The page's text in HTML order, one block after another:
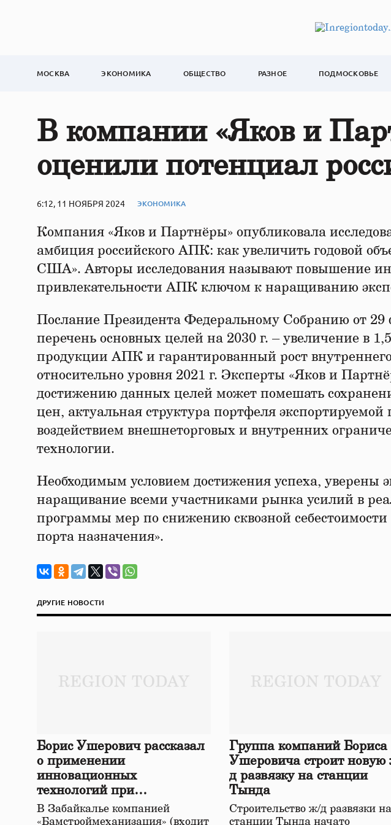
МОСКВА ЭКОНОМИКА ОБЩЕСТВО РАЗНОЕ ПОДМОСКОВЬЕ
В компании «Яков и
оценили потенциал
6:12, 11 НОЯБРЯ 2024 ЭКОНОМИКА
Компания «Яков и Партнёры» опубликовала
амбиция российского АПК: как увеличить годовой
США». Авторы исследования называют повышение
привлекательности АПК ключом к наращиванию
Послание Президента Федеральному Собранию от 29
перечень основных целей на 2030 г. – увеличение в
продукции АПК и гарантированный рост внутреннего
относительно уровня 2021 г. Эксперты «Яков и
достижению данных целей может помешать
цен, актуальная структура портфеля
воздействием внешнеторговых и внутренних
технологии.
Необходимым условием достижения успеха, уверены
наращивание всеми участниками рынка усилий в
программы мер по снижению сквозной
порта назначения».
ДРУГИЕ НОВОСТИ
Борис Ушерович рассказал
о применении
инновационных
технологий при
строительстве нового моста
в Забайкалье
В Забайкалье компанией
«Бамстроймеханизация» (входит
Группа компаний Бориса
Ушеровича строит новую
д развязку на станции
Тында
Строительство ж/д развязки на
станции Тында начато